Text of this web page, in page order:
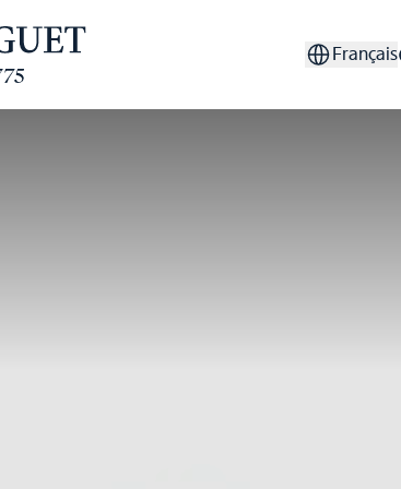
Français